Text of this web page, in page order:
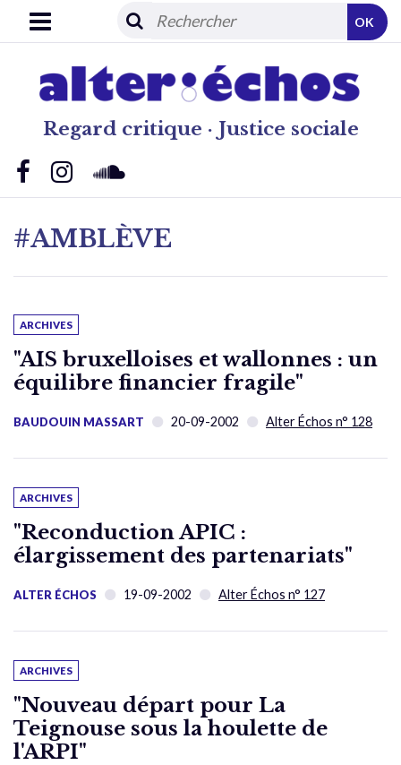
Regard critique · Justice sociale
OK
#AMBLÈVE
ARCHIVES
"AIS bruxelloises et wallonnes : un
équilibre financier fragile"
BAUDOUIN MASSART 20-09-2002 Alter Échos n° 128
ARCHIVES
"Reconduction APIC :
élargissement des partenariats"
ALTER ÉCHOS 19-09-2002 Alter Échos n° 127
ARCHIVES
"Nouveau départ pour La
Teignouse sous la houlette de
l'ARPI"